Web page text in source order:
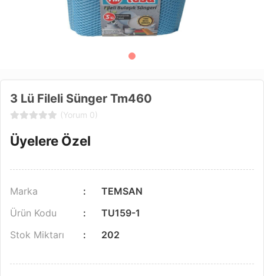
3 Lü Fileli Sünger Tm460
(Yorum 0)
Üyelere Özel
Marka
TEMSAN
Ürün Kodu
TU159-1
Stok Miktarı
202